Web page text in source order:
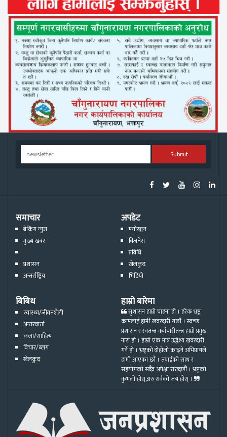
Submit
समाचार
ब्रेकिंग न्युज
मुख्य खबर
प्रशासन
अन्तर्राष्ट्रिय
अपडेट
मनोरञ्जन
बिजनेस
प्रविधि
खेलकुद
भिडियो
बिबिध
स्वास्थ्य/जीवनशैली
अन्तरवार्ता
कला/साहित्य
विचार/ब्लग
खेलकुद
हाम्रो बारेमा
सुशासन हाम्रो चाहना हो । हरेक भ्रष्ट्र
कामलाई हामी खवरदारी गर्छौ । स्वच्छ
प्रशासन र स्वतन्त्र कर्मचारीतन्त्र हाम्रो प्रमुख
नारा हो । हाम्रो एक मात्र उद्धेश्य खवरदारी
गर्ने हो । भ्रष्ट्रको दोहोलो काढ्ने अभिप्रायले
हामी आएका छौं । तपाईको साथ र
सहयोगको सदैव अपेक्षा राख्दछौं । भ्रष्ट्रको
कुभलो होस्,अरु सवैको जय होस् ।